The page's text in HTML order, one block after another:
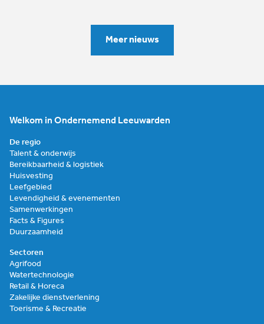
Meer nieuws
Welkom in Ondernemend Leeuwarden
De regio
Talent & onderwijs
Bereikbaarheid & logistiek
Huisvesting
Leefgebied
Levendigheid & evenementen
Samenwerkingen
Facts & Figures
Duurzaamheid
Sectoren
Agrifood
Watertechnologie
Retail & Horeca
Zakelijke dienstverlening
Toerisme & Recreatie